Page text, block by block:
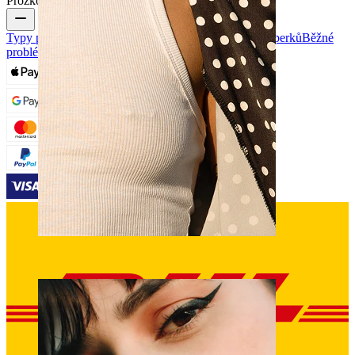
Typy piercingových šperkůMateriály piercingových šperkůBěžné
problémy s piercingem a následnou péčí